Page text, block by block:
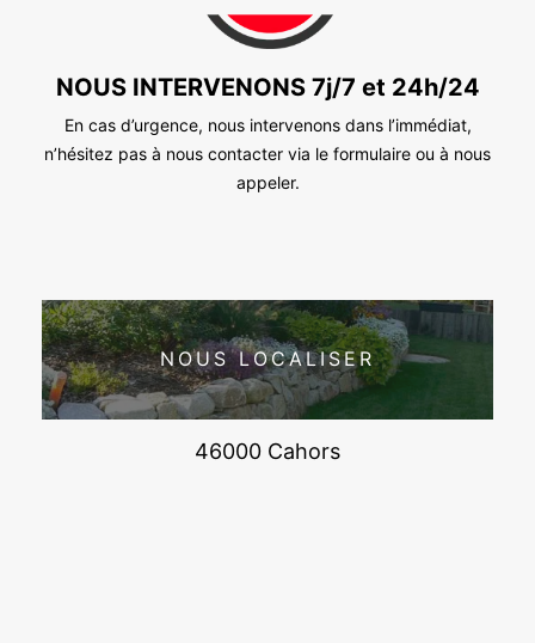
NOUS INTERVENONS 7j/7 et 24h/24
En cas d’urgence, nous intervenons dans l’immédiat,
n’hésitez pas à nous contacter via le formulaire ou à nous
appeler.
NOUS LOCALISER
46000 Cahors